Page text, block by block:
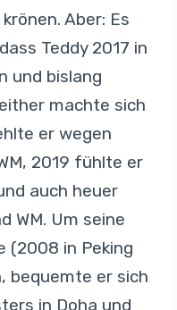
Aber: Es
Teddy 2017 in
und bislang
machte sich
er wegen
2019 fühlte er
auch heuer
WM. Um seine
(2008 in Peking
bequemte er sich
in Doha und